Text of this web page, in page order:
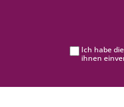
Ich habe die
ihnen